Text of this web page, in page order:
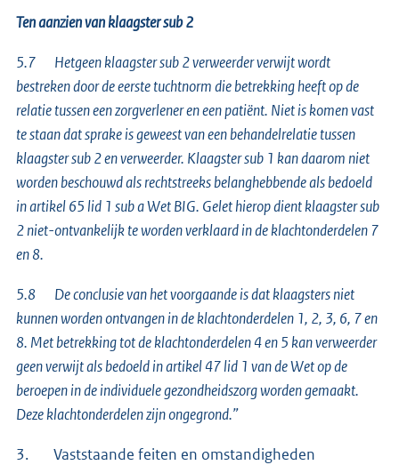
Ten aanzien van klaagster sub 2
5.7 Hetgeen klaagster sub 2 verweerder verwijt wordt
bestreken door de eerste tuchtnorm die betrekking heeft op de
relatie tussen een zorgverlener en een patiënt. Niet is komen vast
te staan dat sprake is geweest van een behandelrelatie tussen
klaagster sub 2 en verweerder. Klaagster sub 1 kan daarom niet
worden beschouwd als rechtstreeks belanghebbende als bedoeld
in artikel 65 lid 1 sub a Wet BIG. Gelet hierop dient klaagster sub
2 niet-ontvankelijk te worden verklaard in de klachtonderdelen 7
en 8.
5.8 De conclusie van het voorgaande is dat klaagsters niet
kunnen worden ontvangen in de klachtonderdelen 1, 2, 3, 6, 7 en
8. Met betrekking tot de klachtonderdelen 4 en 5 kan verweerder
geen verwijt als bedoeld in artikel 47 lid 1 van de Wet op de
beroepen in de individuele gezondheidszorg worden gemaakt.
Deze klachtonderdelen zijn ongegrond.”
3. Vaststaande feiten en omstandigheden